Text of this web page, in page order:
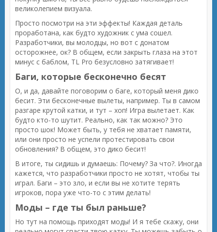
великолепием визуала.
Просто посмотри на эти эффекты! Каждая деталь
проработана, как будто художник с ума сошел.
Разработчики, вы молодцы, но вот с донатом
осторожнее, ок? В общем, если закрыть глаза на этот
минус с баблом, TL Pro безусловно затягивает!
Баги, которые бесконечно бесят
О, и да, давайте поговорим о баге, который меня дико
бесит. Эти бесконечные вылеты, например. Ты в самом
разгаре крутой катки, и тут – хоп! Игра вылетает. Как
будто кто-то шутит. Реально, как так можно? Это
просто шок! Может быть, у тебя не хватает памяти,
или они просто не успели протестировать свои
обновления? В общем, это дико бесит!
В итоге, ты сидишь и думаешь: Почему? За что?. Иногда
кажется, что разработчики просто не хотят, чтобы ты
играл. Баги – это зло, и если вы не хотите терять
игроков, пора уже что-то с этим делать!
Моды – где ты был раньше?
Но тут на помощь приходят моды! И я тебе скажу, они